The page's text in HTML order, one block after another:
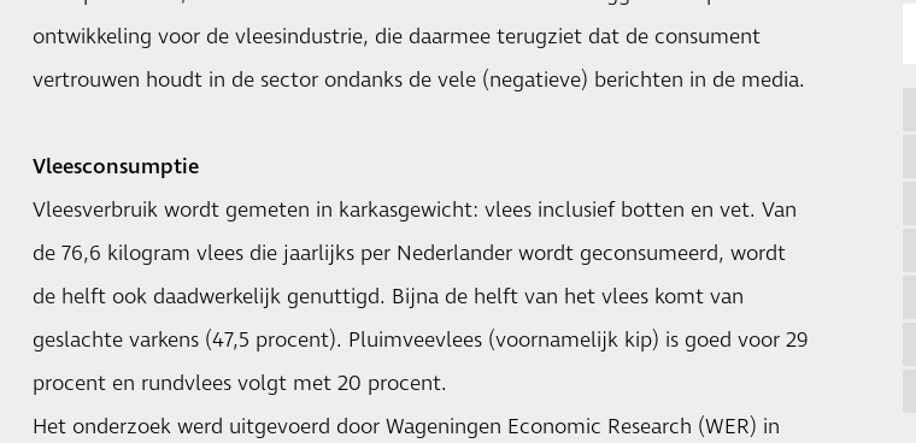
ontwikkeling voor de vleesindustrie, die daarmee terugziet dat de consument
vertrouwen houdt in de sector ondanks de vele (negatieve) berichten in de media.
Vleesconsumptie
Vleesverbruik wordt gemeten in karkasgewicht: vlees inclusief botten en vet. Van
de 76,6 kilogram vlees die jaarlijks per Nederlander wordt geconsumeerd, wordt
de helft ook daadwerkelijk genuttigd. Bijna de helft van het vlees komt van
geslachte varkens (47,5 procent). Pluimveevlees (voornamelijk kip) is goed voor 29
procent en rundvlees volgt met 20 procent.
Het onderzoek werd uitgevoerd door Wageningen Economic Research (WER) in